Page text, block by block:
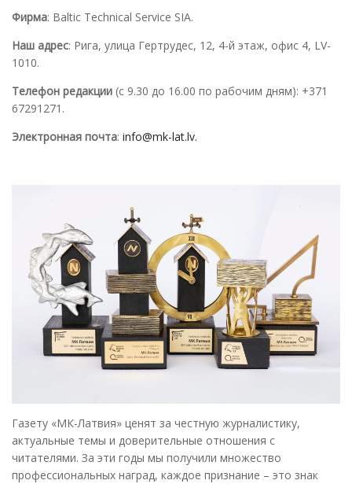
Фирма: Baltic Technical Service SIA.
Наш адрес: Рига, улица Гертрудес, 12, 4-й этаж, офис 4, LV-
1010.
Телефон редакции (с 9.30 до 16.00 по рабочим дням): +371
67291271.
Электронная почта: info@mk-lat.lv.
Газету «МК-Латвия» ценят за честную журналистику,
актуальные темы и доверительные отношения с
читателями. За эти годы мы получили множество
профессиональных наград, каждое признание – это знак